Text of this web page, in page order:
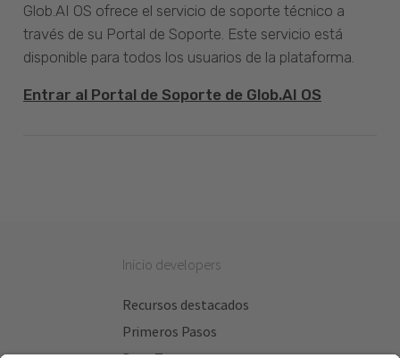
Glob.AI OS ofrece el servicio de soporte técnico a
través de su Portal de Soporte. Este servicio está
disponible para todos los usuarios de la plataforma.
Entrar al Portal de Soporte de Glob.AI OS
Inicio developers
Recursos destacados
Primeros Pasos